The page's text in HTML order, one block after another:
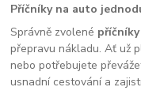
Příčníky na auto
Správně zvolené
přepravu nákladu. Ať už
nebo potřebujete
usnadní cestování a